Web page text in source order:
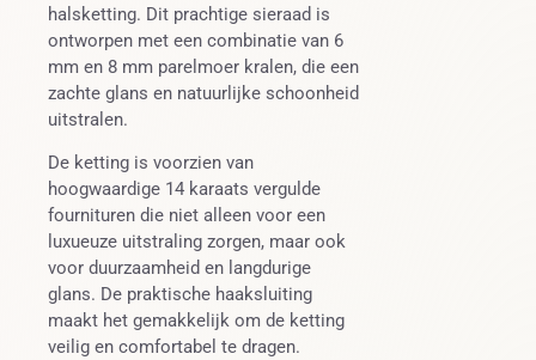
halsketting. Dit prachtige sieraad is
ontworpen met een combinatie van 6
mm en 8 mm parelmoer kralen, die een
zachte glans en natuurlijke schoonheid
uitstralen.
De ketting is voorzien van
hoogwaardige 14 karaats vergulde
fournituren die niet alleen voor een
luxueuze uitstraling zorgen, maar ook
voor duurzaamheid en langdurige
glans. De praktische haaksluiting
maakt het gemakkelijk om de ketting
veilig en comfortabel te dragen.